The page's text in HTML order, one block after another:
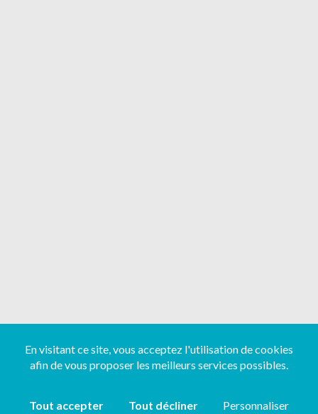
Copyright ©2026
En visitant ce site, vous acceptez l'utilisation de cookies
afin de vous proposer les meilleurs services possibles.
Tout accepter Tout décliner Personnaliser